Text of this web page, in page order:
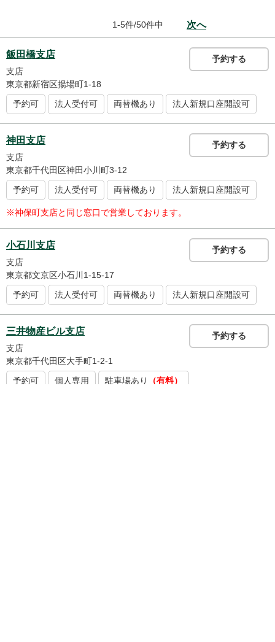
1-5件/50件中 次へ
飯田橋支店
支店
東京都新宿区揚場町1-18
予約可
法人受付可 両替機あり 法人新規口座開設可
予約する
神田支店
支店
東京都千代田区神田小川町3-12
予約可
法人受付可 両替機あり 法人新規口座開設可
※神保町支店と同じ窓口で営業しております。
予約する
小石川支店
支店
東京都文京区小石川1-15-17
予約可
法人受付可 両替機あり 法人新規口座開設可
予約する
三井物産ビル支店
支店
東京都千代田区大手町1-2-1
予約可
個人専用 駐車場あり （有料）
予約する